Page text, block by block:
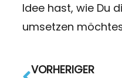
Idee hast, wie Du
umsetzen
VORHERIGER